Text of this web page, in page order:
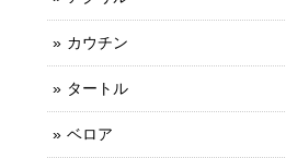
カウチン
タートル
ベロア